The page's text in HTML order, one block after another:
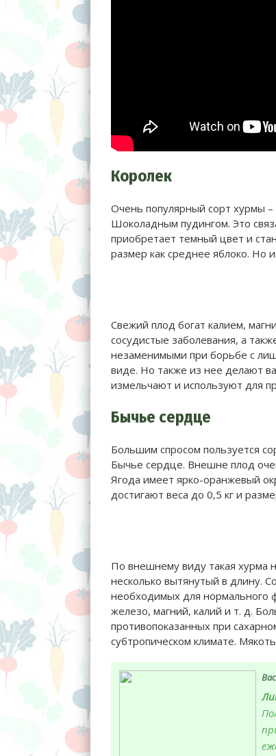
Королек
Очень популярный сорт хурмы
Шоколадным пудингом. Это
приобретает темный цвет и
размер как среднее яблоко. Но
Свежий плод богат калием,
сосудистые заболевания, а
незаменимыми при борьбе с
виде. Но также из нее делают
измельчают и используют для
Бычье сердце
Большим спросом пользуется
Бычье сердце. Внешне плод
Ягода имеет ярко-оранжевый
достигают веса до 0,5 кг и
По внешнему виду такая хурма
несколько вытянутый в длину.
необходимых для нормального
железо, магний, калий и т. д.
противопоказанных при
субтропическом климате.